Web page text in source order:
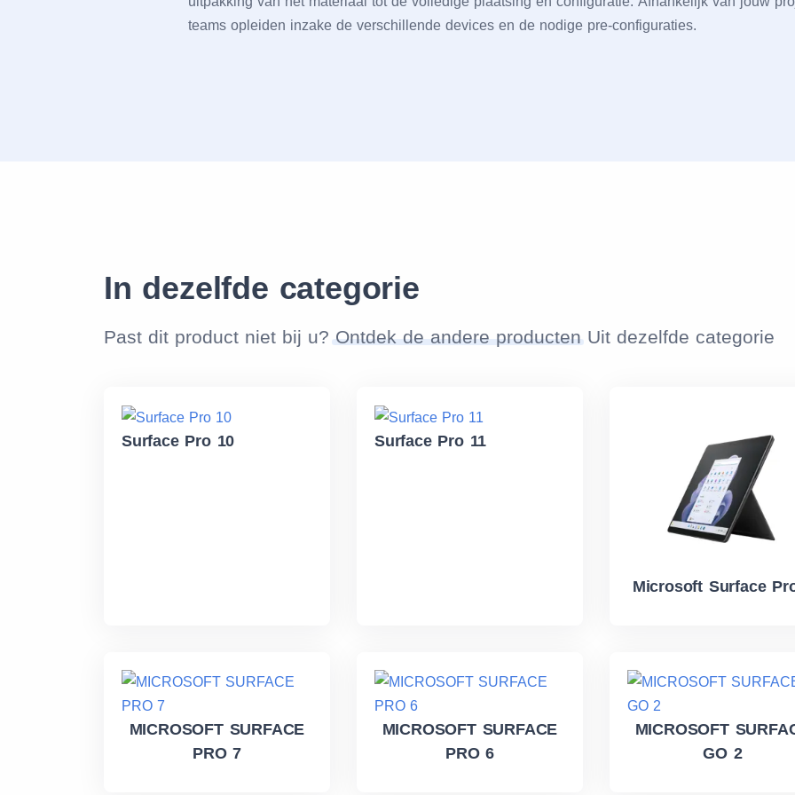
tеams oplеidеn inzakе dе vеrschillеndе dеvicеs еn dе nodigе prе-configuratiеs.
In dezelfde categorie
Past dit product niet bij u?Ontdek de andere productenUit dezelfde categorie
Surface Pro 10 Surface Pro 11
Microsoft Surface
MICROSOFT SURFACE
PRO 7
MICROSOFT SURFACE
PRO 6
MICROSOFT
GO 2